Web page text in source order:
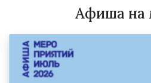
Афиша на